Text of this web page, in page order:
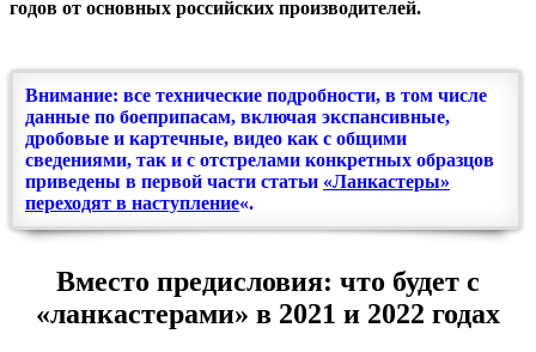
годов от основных российских производителей.
Внимание: все технические подробности, в том числе
данные по боеприпасам, включая экспансивные,
дробовые и картечные, видео как с общими
сведениями, так и с отстрелами конкретных образцов
приведены в первой части статьи «Ланкастеры»
переходят в наступление«.
Вместо предисловия: что будет с
«ланкастерами» в 2021 и 2022 годах